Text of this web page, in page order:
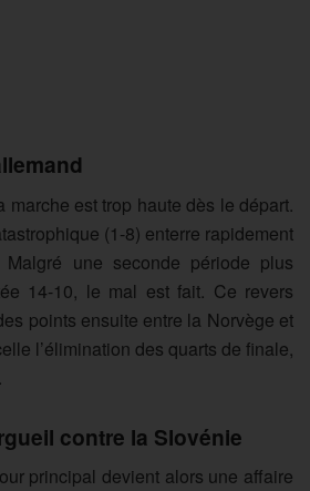
marche est trop haute dès le départ.
(1-8) enterre rapidement
une seconde période plus
14-10, le mal est fait. Ce revers
points ensuite entre la Norvège et
l’élimination des quarts de finale,
contre la Slovénie
principal devient alors une affaire